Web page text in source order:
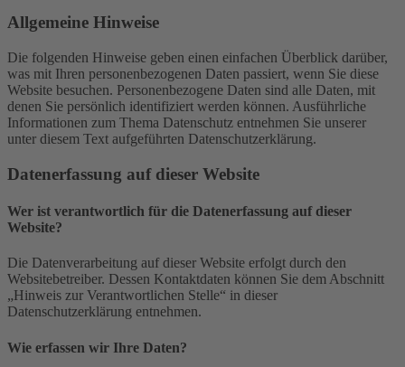
Allgemeine Hinweise
Die folgenden Hinweise geben einen einfachen Überblick darüber,
was mit Ihren personenbezogenen Daten passiert, wenn Sie diese
Website besuchen. Personenbezogene Daten sind alle Daten, mit
denen Sie persönlich identifiziert werden können. Ausführliche
Informationen zum Thema Datenschutz entnehmen Sie unserer
unter diesem Text aufgeführten Datenschutzerklärung.
Datenerfassung auf dieser Website
Wer ist verantwortlich für die Datenerfassung auf dieser
Website?
Die Datenverarbeitung auf dieser Website erfolgt durch den
Websitebetreiber. Dessen Kontaktdaten können Sie dem Abschnitt
„Hinweis zur Verantwortlichen Stelle“ in dieser
Datenschutzerklärung entnehmen.
Wie erfassen wir Ihre Daten?